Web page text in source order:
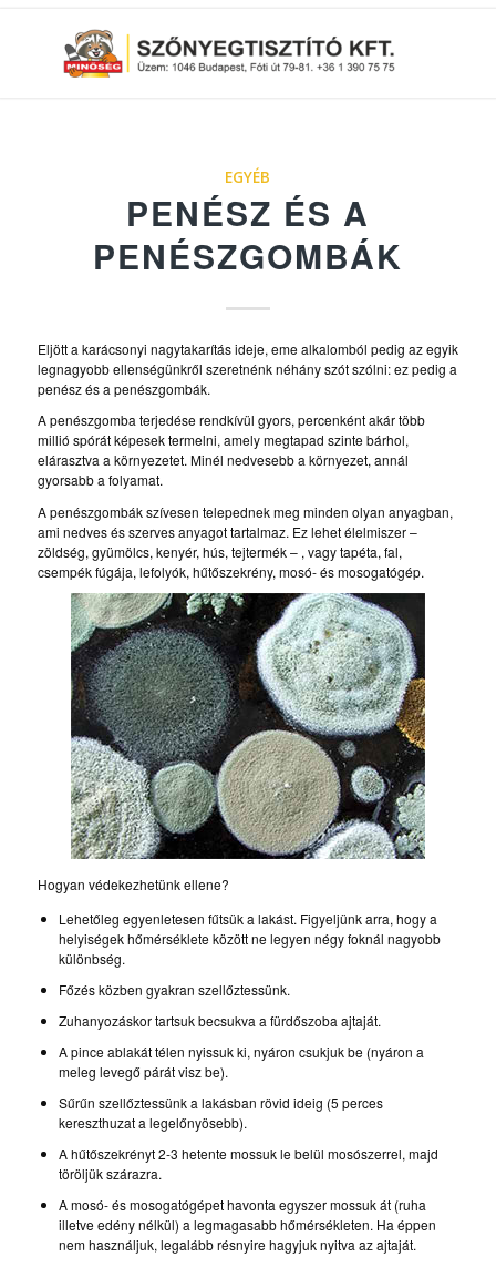
EGYÉB
PENÉSZ ÉS A
PENÉSZGOMBÁK
Eljött a karácsonyi nagytakarítás ideje, eme alkalomból pedig az egyik
legnagyobb ellenségünkről szeretnénk néhány szót szólni: ez pedig a
penész és a penészgombák.
A penészgomba terjedése rendkívül gyors, percenként akár több
millió spórát képesek termelni, amely megtapad szinte bárhol,
elárasztva a környezetet. Minél nedvesebb a környezet, annál
gyorsabb a folyamat.
A penészgombák szívesen telepednek meg minden olyan anyagban,
ami nedves és szerves anyagot tartalmaz. Ez lehet élelmiszer –
zöldség, gyümölcs, kenyér, hús, tejtermék – , vagy tapéta, fal,
csempék fúgája, lefolyók, hűtőszekrény, mosó- és mosogatógép.
Hogyan védekezhetünk ellene?
Lehetőleg egyenletesen fűtsük a lakást. Figyeljünk arra, hogy a
helyiségek hőmérséklete között ne legyen négy foknál nagyobb
különbség.
Főzés közben gyakran szellőztessünk.
Zuhanyozáskor tartsuk becsukva a fürdőszoba ajtaját.
A pince ablakát télen nyissuk ki, nyáron csukjuk be (nyáron a
meleg levegő párát visz be).
Sűrűn szellőztessünk a lakásban rövid ideig (5 perces
kereszthuzat a legelőnyösebb).
A hűtőszekrényt 2-3 hetente mossuk le belül mosószerrel, majd
töröljük szárazra.
A mosó- és mosogatógépet havonta egyszer mossuk át (ruha
illetve edény nélkül) a legmagasabb hőmérsékleten. Ha éppen
nem használjuk, legalább résnyire hagyjuk nyitva az ajtaját.